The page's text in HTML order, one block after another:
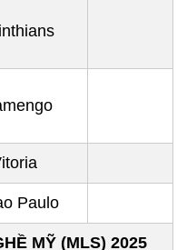
Paulo
MỸ (MLS) 2025